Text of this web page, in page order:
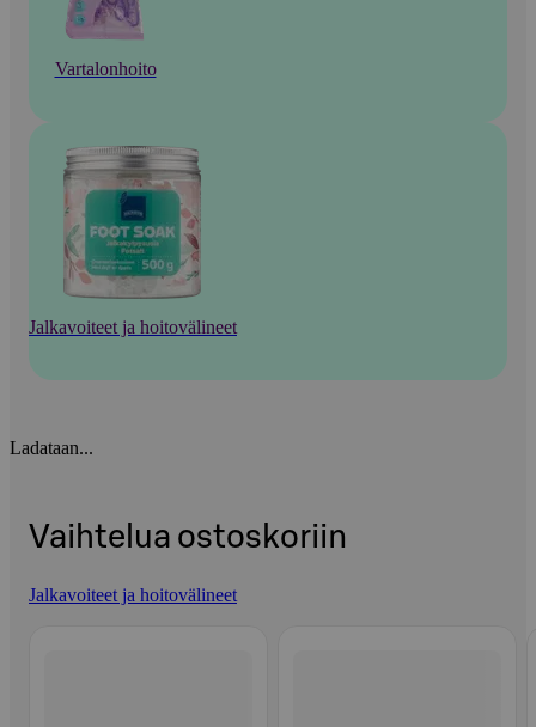
Vartalonhoito
Jalkavoiteet ja hoitovälineet
Ladataan...
Vaihtelua ostoskoriin
Jalkavoiteet ja hoitovälineet